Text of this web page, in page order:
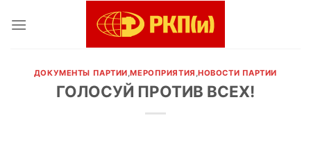
ДОКУМЕНТЫ ПАРТИИ,МЕРОПРИЯТИЯ ,НОВОСТИ ПАРТИИ
ГОЛОСУЙ ПРОТИВ ВСЕХ!